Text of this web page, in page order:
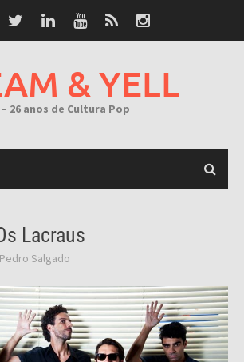
& YELL
26 anos de Cultura Pop
Lacraus
Pedro Salgado